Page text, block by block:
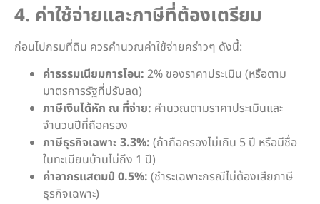
4. ค่าใช้จ่ายและภาษีที่ต้องเตรียม
ก่อนไปกรมที่ดิน ควรคำนวณค่าใช้จ่ายคร่าวๆ ดังนี้:
ค่าธรรมเนียมการโอน: 2% ของราคาประเมิน (หรือตาม
มาตรการรัฐที่ปรับลด)
ภาษีเงินได้หัก ณ ที่จ่าย: คำนวณตามราคาประเมินและ
จำนวนปีที่ถือครอง
ภาษีธุรกิจเฉพาะ 3.3%: (ถ้าถือครองไม่เกิน 5 ปี หรือมีชื่อ
ในทะเบียนบ้านไม่ถึง 1 ปี)
ค่าอากรแสตมป์ 0.5%: (ชำระเฉพาะกรณีไม่ต้องเสียภาษี
ธุรกิจเฉพาะ)